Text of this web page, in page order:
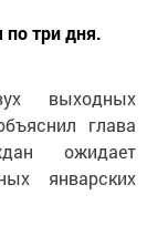
три дня.
выходных
глава
ожидает
январских